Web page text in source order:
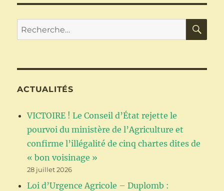
humides
CP
des
Pesticides
l’Ouest
Recherche
pour :
ACTUALITÉS
VICTOIRE ! Le Conseil d’État rejette le
pourvoi du ministère de l’Agriculture et
confirme l’illégalité de cinq chartes dites de
« bon voisinage »
28 juillet 2026
Loi d’Urgence Agricole – Duplomb :